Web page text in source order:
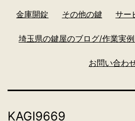
金庫開錠 その他の鍵 サー
埼玉県の鍵屋のブログ/作業実例
お問い合わ
KAGI9669